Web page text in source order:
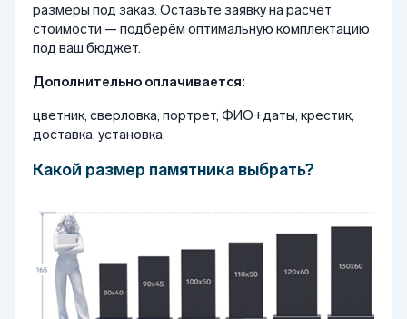
размеры под заказ. Оставьте заявку на расчёт
стоимости — подберём оптимальную комплектацию
под ваш бюджет.
Дополнительно оплачивается:
цветник, сверловка, портрет, ФИО+даты, крестик,
доставка, установка.
Какой размер памятника выбрать?